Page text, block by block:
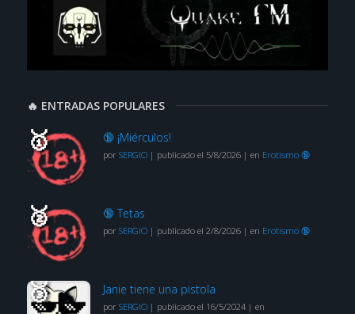
🔥 ENTRADAS POPULARES
🔞 ¡Miérculos!
por SERGIO| publicado el 5/8/2026| en Erotismo 🔞
🔞 Tetas
por SERGIO| publicado el 2/8/2026| en Erotismo 🔞
Janie tiene una pistola
por SERGIO| publicado el 16/5/2024| en